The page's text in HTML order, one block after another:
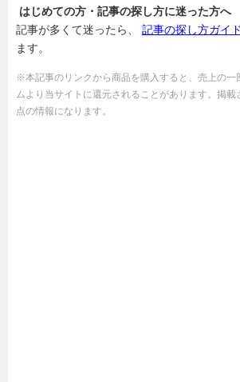
はじめての方・記事の探し方に迷った方へ
記事が多くて迷ったら、 記事の探し方ガイド
ます。
※本記事のリンクから商品を購入すると、売上の一
ムより当サイトに還元されることがあります。掲
点の情報になります。